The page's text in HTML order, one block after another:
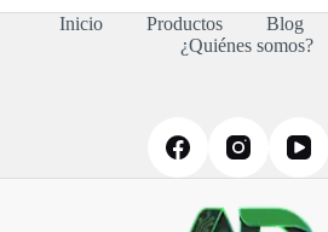
la
página
Inicio Productos Blog
¿Quiénes somos?